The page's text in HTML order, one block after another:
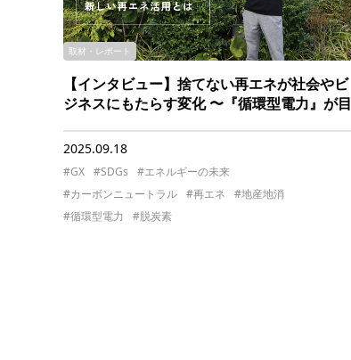
取材・レポート
【インタビュー】捨てない再エネが社会やビ
ジネスにもたらす変化 〜『循環型電力』が目
2025.09.18
#GX #SDGs
#エネルギーの未来
#カーボンニュートラル
#再エネ
#地産地消
#循環型電力
#脱炭素